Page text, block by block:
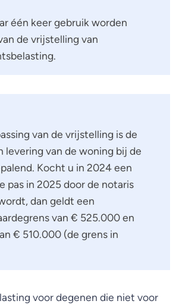
één keer gebruik worden
de vrijstelling van
van de vrijstelling is de
levering van de woning bij de
Kocht u in 2024 een
pas in 2025 door de notaris
dan geldt een
van € 525.000 en
€ 510.000 (de grens in
voor degenen die niet voor